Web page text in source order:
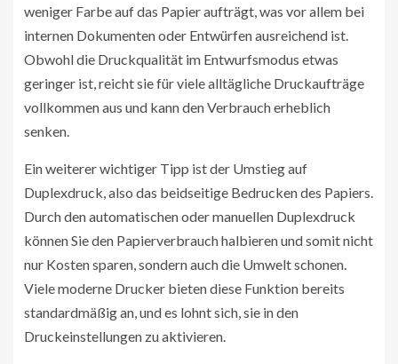
weniger Farbe auf das Papier aufträgt, was vor allem bei
internen Dokumenten oder Entwürfen ausreichend ist.
Obwohl die Druckqualität im Entwurfsmodus etwas
geringer ist, reicht sie für viele alltägliche Druckaufträge
vollkommen aus und kann den Verbrauch erheblich
senken.
Ein weiterer wichtiger Tipp ist der Umstieg auf
Duplexdruck, also das beidseitige Bedrucken des Papiers.
Durch den automatischen oder manuellen Duplexdruck
können Sie den Papierverbrauch halbieren und somit nicht
nur Kosten sparen, sondern auch die Umwelt schonen.
Viele moderne Drucker bieten diese Funktion bereits
standardmäßig an, und es lohnt sich, sie in den
Druckeinstellungen zu aktivieren.